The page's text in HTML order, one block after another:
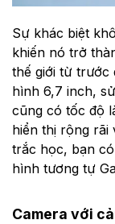
Sự khác biệt
khiến nó trở
thế giới từ trước
hình 6,7 inch,
cũng có tốc độ
hiển thị rộng rãi
trắc học, bạn
hình tương tự
Camera với